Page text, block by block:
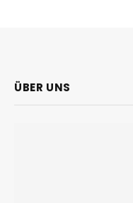
ÜBER UNS